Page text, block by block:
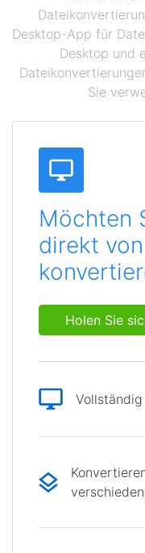
Desktop-App für
Desktop und
Sie
Möchten
direkt
Holen Sie